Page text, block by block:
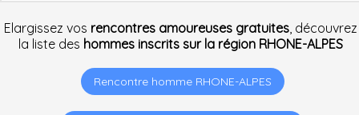
Elargissez vos rencontres amoureuses gratuites, découvrez
la liste des hommes inscrits sur la région RHONE-ALPES
Rencontre homme RHONE-ALPES